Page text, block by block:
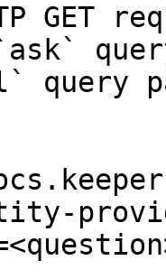
GET
query